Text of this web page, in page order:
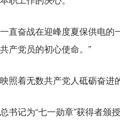
奋战在迎峰度夏保供电的
产党员的初心使命。”
着无数共产党人砥砺奋进的
记为“七一勋章”获得者颁